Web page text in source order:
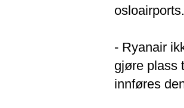
- Ryanair
gjøre plass
innføres